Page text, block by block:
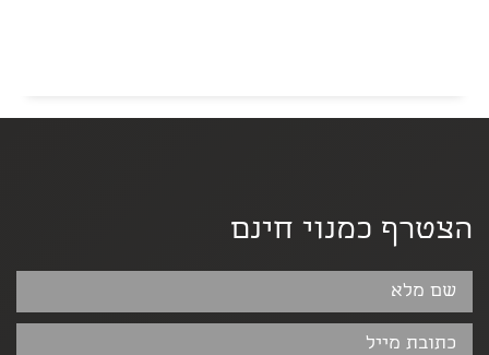
הצטרף כמנוי חינם